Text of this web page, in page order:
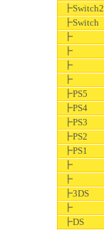
┣Switch2
┣Switch
┣
┣
┣
┣
┣PS5
┣PS4
┣PS3
┣PS2
┣PS1
┣
┣
┣3DS
┣
┣DS